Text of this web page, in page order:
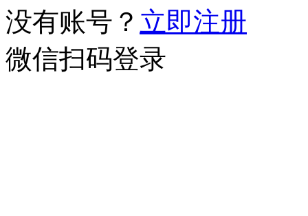
没有账号？ 立即注册
微信扫码登录